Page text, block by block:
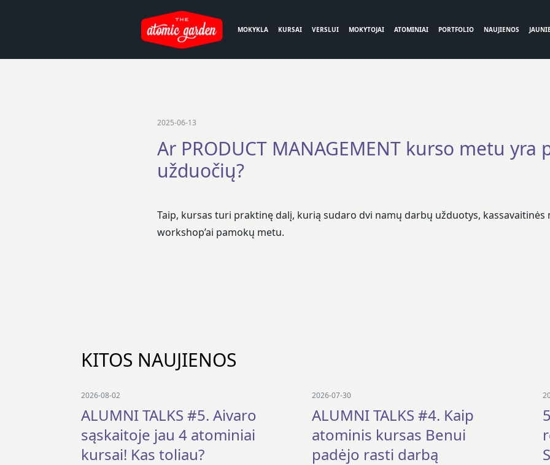
MOKYKLA KURSAI VERSLUI MOKYTOJAI ATOMINIAI PORTFOLIO NAUJIENOS
2025-06-13
Ar PRODUCT MANAGEMENT kurso metu yra
užduočių?
Taip, kursas turi praktinę dalį, kurią sudaro dvi namų darbų užduotys, kassavaitinės
workshop’ai pamokų metu.
KITOS NAUJIENOS
2026-08-02
ALUMNI TALKS #5. Aivaro
sąskaitoje jau 4 atominiai
kursai! Kas toliau?
2026-07-30
ALUMNI TALKS #4. Kaip
atominis kursas Benui
padėjo rasti darbą